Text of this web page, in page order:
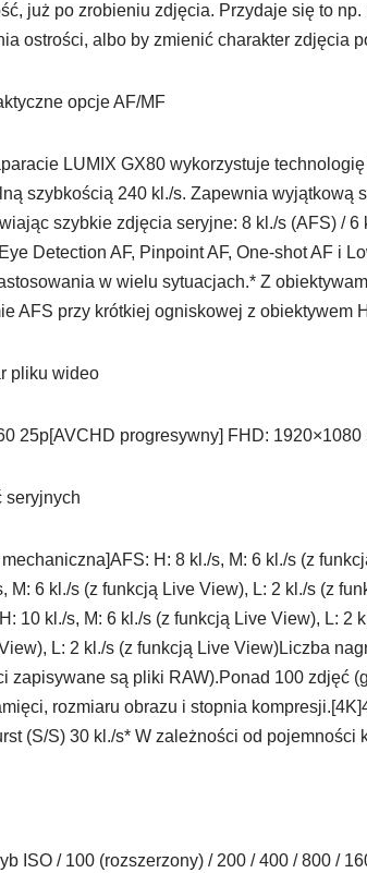
już po zrobieniu zdjęcia. Przydaje się to
ostrości, albo by zmienić charakter zdjęcia
opcje AF/MF
LUMIX GX80 wykorzystuje
szybkością 240 kl./s. Zapewnia wyjątkową
szybkie zdjęcia seryjne: 8 kl./s (AFS) /
Detection AF, Pinpoint AF, One-shot AF i
w wielu sytuacjach.* Z
AFS przy krótkiej ogniskowej z obiektywem
pliku wideo
25p[AVCHD progresywny] FHD:
seryjnych
mechaniczna]AFS: H: 8 kl./s, M: 6 kl./s (z
M: 6 kl./s (z funkcją Live View), L: 2 kl./s (z
10 kl./s, M: 6 kl./s (z funkcją Live View), L: 2
L: 2 kl./s (z funkcją Live View)Liczba
zapisywane są pliki RAW).Ponad 100 zdjęć
rozmiaru obrazu i stopnia
(S/S) 30 kl./s* W zależności od pojemności
ISO / 100 (rozszerzony) / 200 / 400 / 800 /